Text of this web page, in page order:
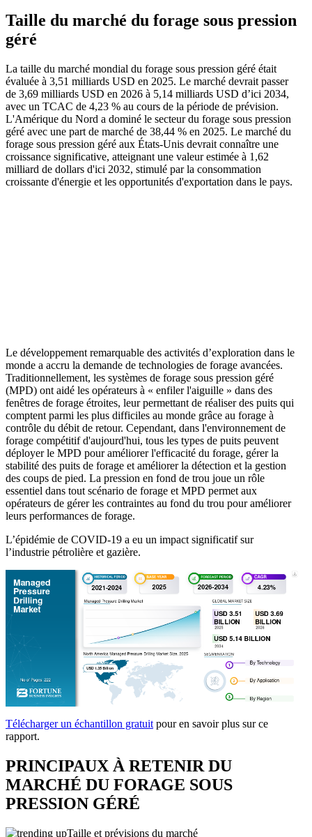
Taille du marché du forage sous pression
géré
La taille du marché mondial du forage sous pression géré était
évaluée à 3,51 milliards USD en 2025. Le marché devrait passer
de 3,69 milliards USD en 2026 à 5,14 milliards USD d’ici 2034,
avec un TCAC de 4,23 % au cours de la période de prévision.
L'Amérique du Nord a dominé le secteur du forage sous pression
géré avec une part de marché de 38,44 % en 2025. Le marché du
forage sous pression géré aux États-Unis devrait connaître une
croissance significative, atteignant une valeur estimée à 1,62
milliard de dollars d'ici 2032, stimulé par la consommation
croissante d'énergie et les opportunités d'exportation dans le pays.
Le développement remarquable des activités d’exploration dans le
monde a accru la demande de technologies de forage avancées.
Traditionnellement, les systèmes de forage sous pression géré
(MPD) ont aidé les opérateurs à « enfiler l'aiguille » dans des
fenêtres de forage étroites, leur permettant de réaliser des puits qui
comptent parmi les plus difficiles au monde grâce au forage à
contrôle du débit de retour. Cependant, dans l'environnement de
forage compétitif d'aujourd'hui, tous les types de puits peuvent
déployer le MPD pour améliorer l'efficacité du forage, gérer la
stabilité des puits de forage et améliorer la détection et la gestion
des coups de pied. La pression en fond de trou joue un rôle
essentiel dans tout scénario de forage et MPD permet aux
opérateurs de gérer les contraintes au fond du trou pour améliorer
leurs performances de forage.
L’épidémie de COVID-19 a eu un impact significatif sur
l’industrie pétrolière et gazière.
Télécharger un échantillon gratuit pour en savoir plus sur ce
rapport.
PRINCIPAUX À RETENIR DU
MARCHÉ DU FORAGE SOUS
PRESSION GÉRÉ
Taille et prévisions du marché